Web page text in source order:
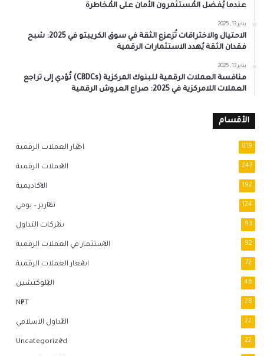
عندما يُفضل المُستثمرون الأمان على المُخاطرة
يناير 13, 2025
الاحتيال والاختراقات تُزعزع الثقة في سوق الكريبتو في 2025: شبح
فقدان الثقة يُهدد الاستثمارات الرقمية
يناير 13, 2025
منافسة العملات الرقمية للبنوك المركزية (CBDCs) تُؤدي إلى تراجع
العملات اللامركزية في 2025: صراع العروش الرقمية
الأقسام
اخبار العملات الرقمية 819
العملات الرقمية 247
الاكاديمية 192
تقارير – يومي 124
شركات التداول 93
الاستثمار في العملات الرقمية 92
اسعار العملات الرقمية 72
البلوكتشين 46
NFT 28
التداول الاسلامي 22
Uncategorized 22